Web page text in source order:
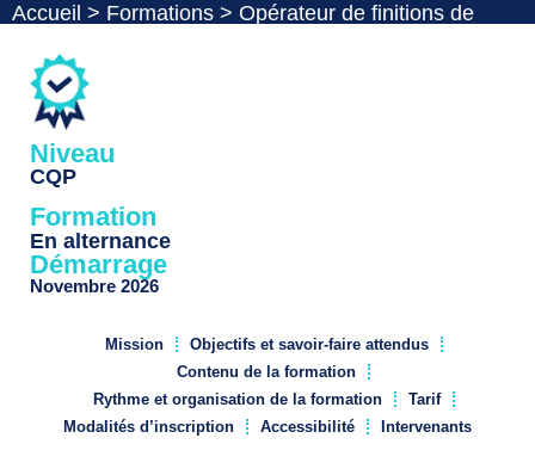
Accueil > Formations > Opérateur de finitions de
Niveau
CQP
Formation
En alternance
Démarrage
Novembre 2026
Mission
Objectifs et savoir-faire attendus
Contenu de la formation
Rythme et organisation de la formation
Tarif
Modalités d’inscription
Accessibilité Intervenants